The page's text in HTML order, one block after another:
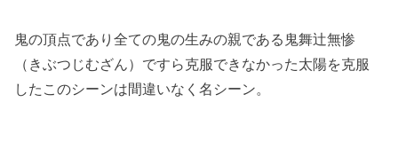
鬼の頂点であり全ての鬼の生みの親である鬼舞辻無惨
（きぶつじむざん）ですら克服できなかった太陽を克服
したこのシーンは間違いなく名シーン。